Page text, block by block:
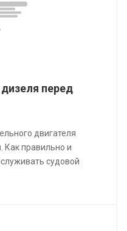
перед
двигателя
Как правильно и
судовой